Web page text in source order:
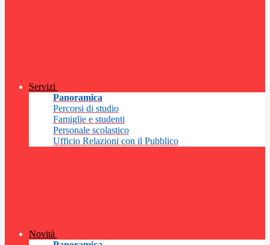
Servizi
Panoramica
Percorsi di studio
Famiglie e studenti
Personale scolastico
Ufficio Relazioni con il Pubblico
Novità